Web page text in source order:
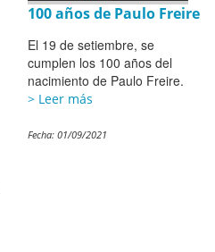
100 años de Paulo Freire
El 19 de setiembre, se
cumplen los 100 años del
nacimiento de Paulo Freire.
> Leer más
Fecha: 01/09/2021